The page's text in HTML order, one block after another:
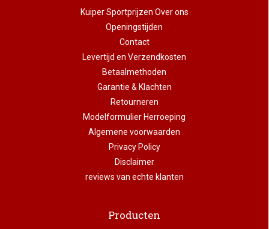
Kuiper Sportprijzen Over ons
Openingstijden
Contact
Levertijd en Verzendkosten
Betaalmethoden
Garantie & Klachten
Retourneren
Modelformulier Herroeping
Algemene voorwaarden
Privacy Policy
Disclaimer
reviews van echte klanten
Producten